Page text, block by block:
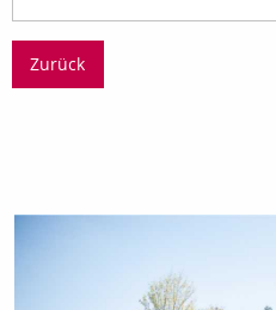
Zurück